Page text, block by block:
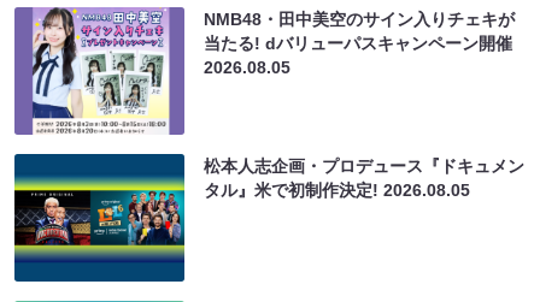
NMB48・田中美空のサイン入りチェキが
当たる! dバリューパスキャンペーン開催
2026.08.05
松本人志企画・プロデュース『ドキュメン
タル』米で初制作決定!2026.08.05